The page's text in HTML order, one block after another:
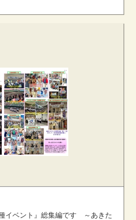
イベント』総集編です ～あきた